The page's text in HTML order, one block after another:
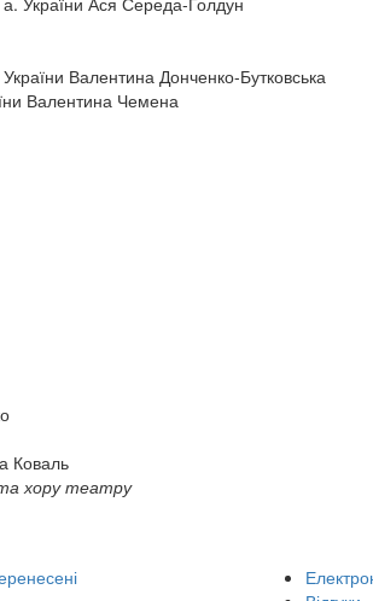
Валентина Донченко-Бутковська
Валентина Чемена
Коваль
хору театру